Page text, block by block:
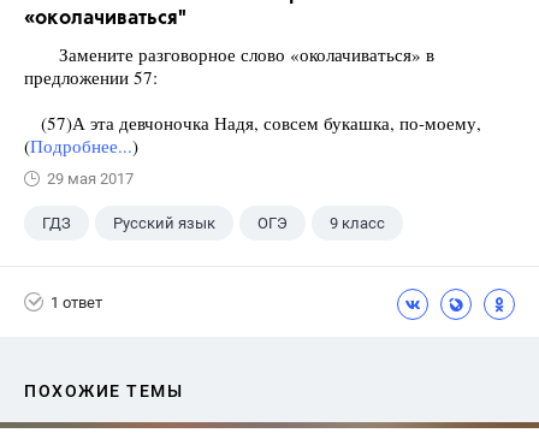
«околачиваться"
Замените разговорное слово «околачиваться» в
предложении 57:
(57)А эта девчоночка Надя, совсем букашка, по-моему,
(Подробнее...)
29 мая 2017
ГДЗ Русский язык ОГЭ 9 класс
1 ответ
ПОХОЖИЕ ТЕМЫ